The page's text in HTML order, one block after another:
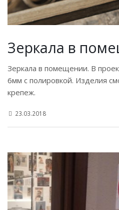
Зеркала в
Зеркала в помещении. В
6мм с полировкой. Изделия
23.03.2018